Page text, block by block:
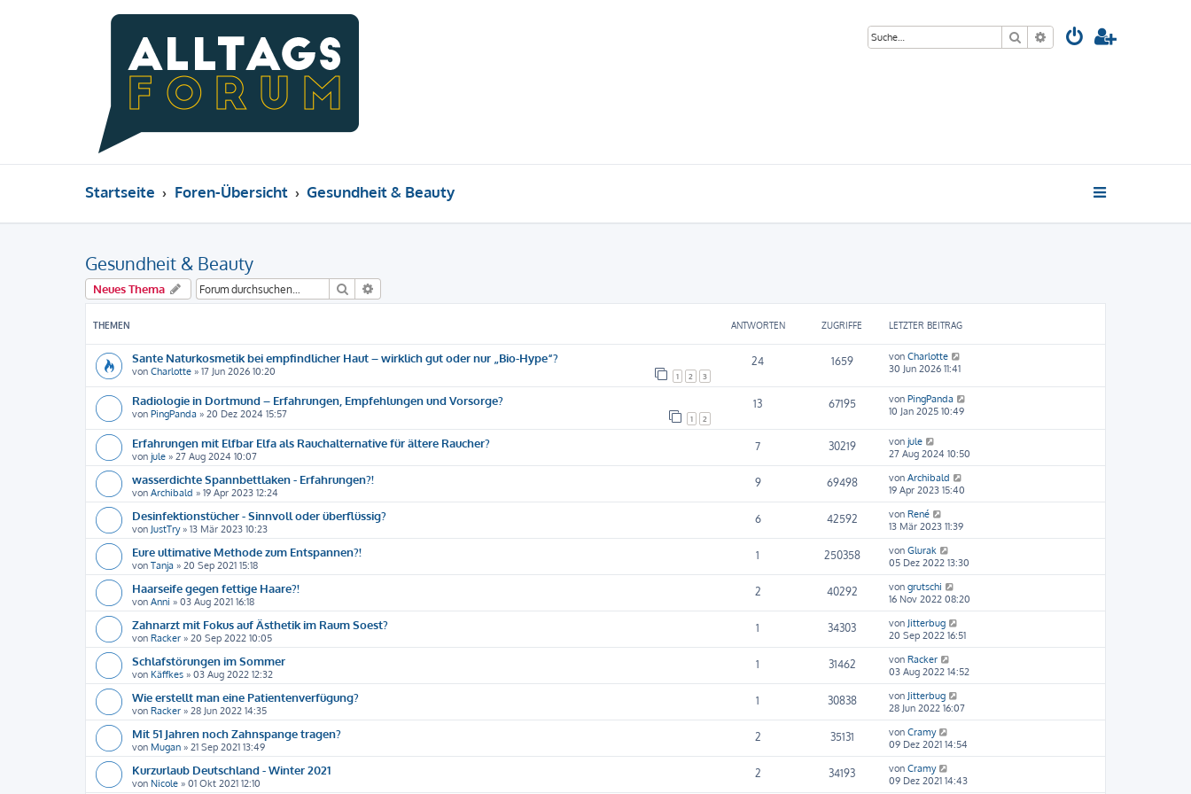
Suche Erweiterte Suche
Startseite Foren-Übersicht Gesundheit & Beauty
Gesundheit & Beauty
Neues Thema Suche
THEMEN ANTWORTEN ZUGRIFFE LETZTER BEITRAG
Sante Naturkosmetik bei empfindlicher Haut – wirklich gut oder nur „Bio-Hype“?
von Charlotte » 17 Jun 2026 10:20 1 2 3
24 1659 von Charlotte
30 Jun 2026 11:41
Radiologie in Dortmund – Erfahrungen, Empfehlungen und Vorsorge?
von PingPanda » 20 Dez 2024 15:57 1 2
13 67195 von PingPanda
10 Jan 2025 10:49
Erfahrungen mit Elfbar Elfa als Rauchalternative für ältere Raucher?
von jule » 27 Aug 2024 10:07
7 30219 von jule
27 Aug 2024 10:50
wasserdichte Spannbettlaken - Erfahrungen?!
von Archibald » 19 Apr 2023 12:24
9 69498 von Archibald
19 Apr 2023 15:40
Desinfektionstücher - Sinnvoll oder überflüssig?
von JustTry» 13 Mär 2023 10:23
6 42592 von René
13 Mär 2023 11:39
Eure ultimative Methode zum Entspannen?!
von Tanja » 20 Sep 2021 15:18
1 250358 von Glurak
05 Dez 2022 13:30
Haarseife gegen fettige Haare?!
von Anni » 03 Aug 2021 16:18
2 40292 von grutschi
16 Nov 2022 08:20
Zahnarzt mit Fokus auf Ästhetik im Raum Soest?
von Racker » 20 Sep 2022 10:05
1 34303 von Jitterbug
20 Sep 2022 16:51
Schlafstörungen im Sommer
von Käffkes » 03 Aug 2022 12:32
1 31462 von Racker
03 Aug 2022 14:52
Wie erstellt man eine Patientenverfügung?
von Racker » 28 Jun 2022 14:35
1 30838 von Jitterbug
28 Jun 2022 16:07
Mit 51 Jahren noch Zahnspange tragen?
von Mugan » 21 Sep 2021 13:49
2 35131 von Cramy
09 Dez 2021 14:54
Kurzurlaub Deutschland - Winter 2021
von Nicole » 01 Okt 2021 12:10
2 34193 von Cramy
09 Dez 2021 14:43